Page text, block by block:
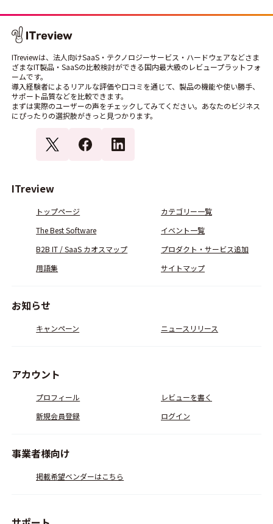
ITreviewは、法人向けSaaS・テクノロジーサービス・ハードウェアなどさま
ざまなIT製品・SaaSの比較検討ができる国内最大級のレビュープラットフォ
ームです。
導入経験者によるリアルな評価や口コミを通じて、製品の機能や使い勝手、
サポート品質などを比較できます。
まずは実際のユーザーの声をチェックしてみてください。あなたのビジネス
にぴったりの選択肢がきっと見つかります。
ITreview
トップページ
カテゴリー一覧
The Best Software
イベント一覧
B2B IT / SaaS カオスマップ
プロダクト・サービス追加
用語集
サイトマップ
お知らせ
キャンペーン ニュースリリース
アカウント
プロフィール
レビューを書く
新規会員登録
ログイン
事業者様向け
掲載希望ベンダーはこちら